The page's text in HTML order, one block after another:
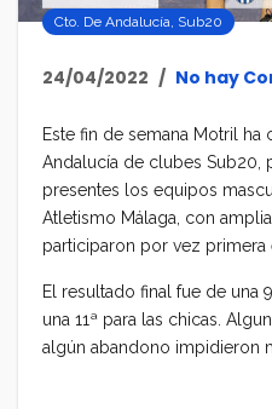
Cto. De Andalucía, Sub20
24/04/2022 No hay
Este fin de semana Motril
Andalucía de clubes Sub20,
presentes los equipos
Atletismo Málaga, con
participaron por vez
El resultado final fue de una
una 11ª para las chicas.
algún abandono impidieron